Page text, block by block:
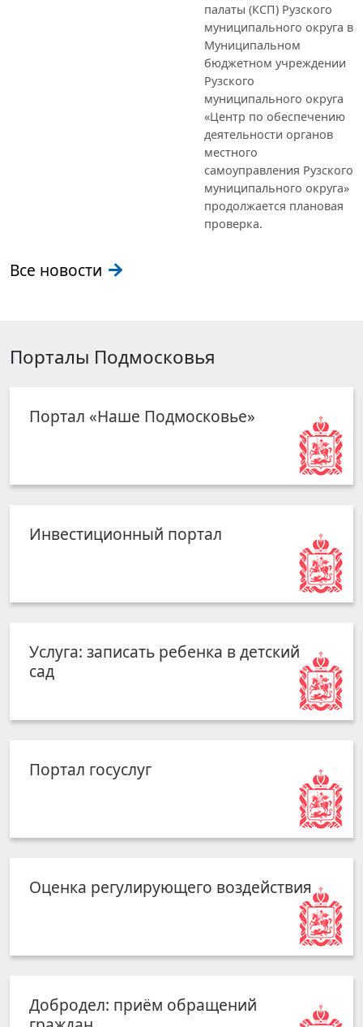
палаты (КСП) Рузского
муниципального округа в
Муниципальном
бюджетном учреждении
Рузского
муниципального округа
«Центр по обеспечению
деятельности органов
местного
самоуправления Рузского
муниципального округа»
продолжается плановая
проверка.
Все новости
Порталы Подмосковья
Портал «Наше Подмосковье»
Инвестиционный портал
Услуга: записать ребенка в детский
сад
Портал госуслуг
Оценка регулирующего воздействия
Добродел: приём обращений